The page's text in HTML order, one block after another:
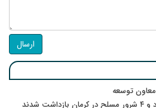
ارسال
توسعه